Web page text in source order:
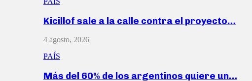
Kicillof sale a la calle contra el proyecto…
4 agosto, 2026
PAÍS
Más del 60% de los argentinos quiere un…